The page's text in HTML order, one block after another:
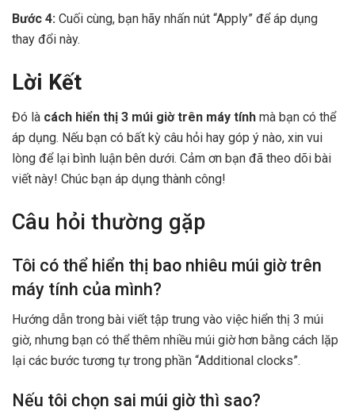
Bước 4: Cuối cùng, bạn hãy nhấn nút “Apply” để áp dụng
thay đổi này.
Lời Kết
Đó là cách hiển thị 3 múi giờ trên máy tính mà bạn có thể
áp dụng. Nếu bạn có bất kỳ câu hỏi hay góp ý nào, xin vui
lòng để lại bình luận bên dưới. Cảm ơn bạn đã theo dõi bài
viết này! Chúc bạn áp dụng thành công!
Câu hỏi thường gặp
Tôi có thể hiển thị bao nhiêu múi giờ trên
máy tính của mình?
Hướng dẫn trong bài viết tập trung vào việc hiển thị 3 múi
giờ, nhưng bạn có thể thêm nhiều múi giờ hơn bằng cách lặp
lại các bước tương tự trong phần “Additional clocks”.
Nếu tôi chọn sai múi giờ thì sao?